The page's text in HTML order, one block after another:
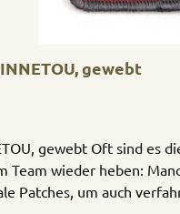
gewebt
gewebt Oft sind es
Team wieder heben:
Patches, um auch